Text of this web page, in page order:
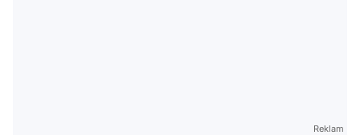
Reklam